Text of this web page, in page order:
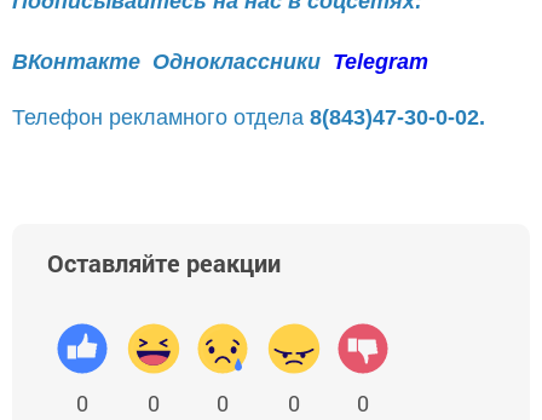
ВКонтакте Одноклассники Telegram
Телефон рекламного отдела 8(843)47-30-0-02.
Оставляйте реакции
0 0 0 0 0